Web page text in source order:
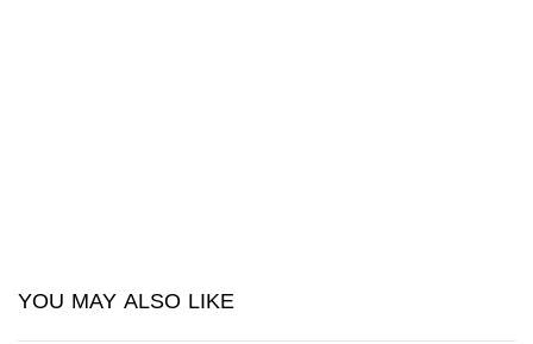
YOU MAY ALSO LIKE